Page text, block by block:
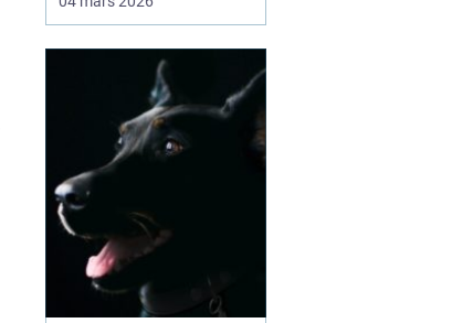
passagerare och djur vid
kraftiga inbromsningar
eller kollis...